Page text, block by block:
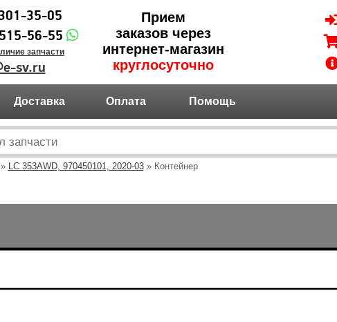
35-05
Прием
заказов через
интернет-магазин
круглосуточно
56-55
запчасти
sv.ru
Доставка Оплата Помощь
LC 353AWD, 970450101, 2020-03» Контейнер